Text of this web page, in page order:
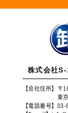
株式会社S-
【会社住所】 〒
東
【電話番号】 03-